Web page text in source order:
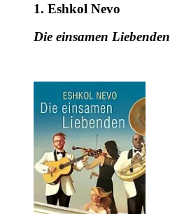
1. Eshkol Nevo
Die einsamen Liebenden